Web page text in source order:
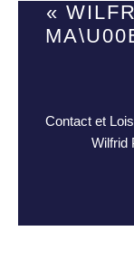
«
Contact et
Wilfrid